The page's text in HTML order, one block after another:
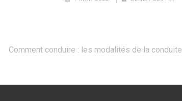
Comment conduire : les modalités de la conduite